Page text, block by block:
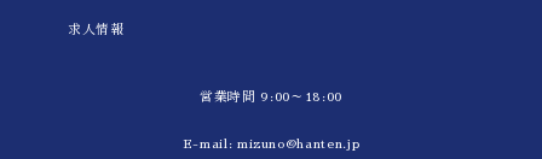
求人情報
営業時間 9:00～18:00
E-mail: mizuno@hanten.jp